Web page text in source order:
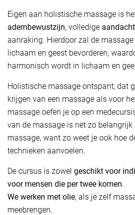
Eigen aan holistische massage is
adembewustzijn, volledige aandacht
aanraking. Hierdoor zal de
lichaam en geest bevorderen,
harmonisch wordt in lichaam en
Holistische massage ontspant; dat
krijgen van een massage als voor
massage oefen je op een
van de massage is net zo belangrijk
massage, want zo weet je ook hoe
technieken aanvoelen.
De cursus is zowel geschikt voor
voor mensen die per twee komen.
We werken met olie, als je zelf
meebrengen.